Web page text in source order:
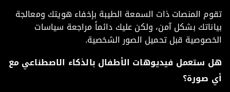
المنصات ذات السمعة الطيبة بإخفاء هويتك ومعالجة
بشكل آمن، ولكن عليك دائماً مراجعة سياسات
قبل تحميل الصور الشخصية.
ستعمل فيديوهات الأطفال بالذكاء الاصطناعي مع
صورة؟